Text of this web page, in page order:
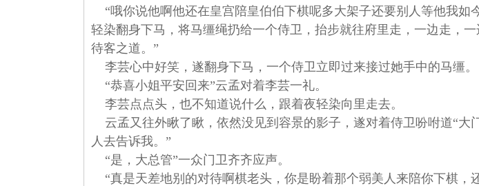
“哦你说他啊他还在皇宫陪皇伯伯下棋呢多大架子还要别人等他我如
轻染翻身下马，将马缰绳扔给一个侍卫，抬步就往府里走，一边走，
待客之道。”
李芸心中好笑，遂翻身下马，一个侍卫立即过来接过她手中的马缰。
“恭喜小姐平安回来”云孟对着李芸一礼。
李芸点点头，也不知道说什么，跟着夜轻染向里走去。
云孟又往外瞅了瞅，依然没见到容景的影子，遂对着侍卫吩咐道“
人去告诉我。”
“是，大总管”一众门卫齐齐应声。
“真是天差地别的对待啊棋老头，你是盼着那个弱美人来陪你下棋，